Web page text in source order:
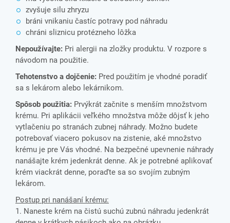
zvyšuje silu zhryzu
bráni vnikaniu častíc potravy pod náhradu
chráni sliznicu protézneho lôžka
Nepoužívajte: Pri alergii na zložky produktu. V rozpore s
návodom na použitie.
Tehotenstvo a dojčenie: Pred použitím je vhodné poradiť
sa s lekárom alebo lekárnikom.
Spôsob použitia: Prvýkrát začnite s menším množstvom
krému. Pri aplikácii veľkého množstva môže dôjsť k jeho
vytlačeniu po stranách zubnej náhrady. Možno budete
potrebovať viacero pokusov na zistenie, aké množstvo
krému je pre Vás vhodné. Na bezpečné upevnenie náhrady
nanášajte krém jedenkrát denne. Ak je potrebné aplikovať
krém viackrát denne, poraďte sa so svojím zubným
lekárom.
Postup pri nanášaní krému:
1. Naneste krém na čistú suchú zubnú náhradu jedenkrát